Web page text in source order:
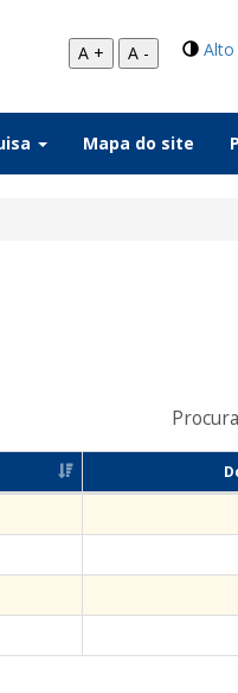
A + A -
Mapa do site